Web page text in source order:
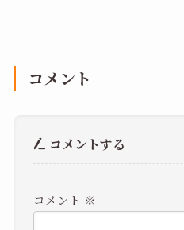
コメント
コメントする
コメント ※